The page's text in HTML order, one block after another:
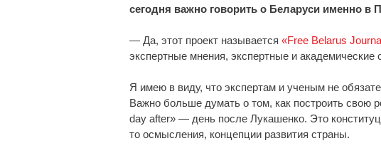
сегодня важно говорить о Беларуси именно в
— Да, этот проект называется «Free Belarus
экспертные мнения, экспертные и
Я имею в виду, что экспертам и ученым не
Важно больше думать о том, как построить свою
day after» — день после Лукашенко. Это
то осмысления, концепции развития страны.